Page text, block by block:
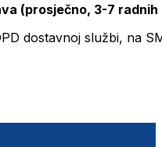
(prosječno, 3-7 radnih
dostavnoj službi, na